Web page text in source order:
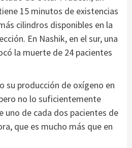
15 minutos de existencias
cilindros disponibles en la
En Nashik, en el sur, una
la muerte de 24 pacientes
su producción de oxígeno en
no lo suficientemente
uno de cada dos pacientes de
que es mucho más que en